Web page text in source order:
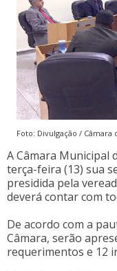
Foto: Divulgação / Câmara
A Câmara Municipal
terça-feira (13) sua
presidida pela
deverá contar com
De acordo com a
Câmara, serão
requerimentos e 12